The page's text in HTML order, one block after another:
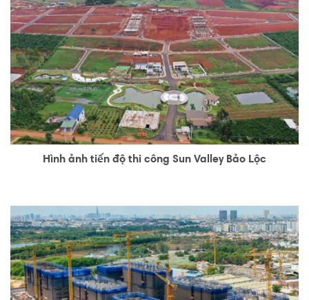
Hình ảnh tiến độ thi công Sun Valley Bảo Lộc